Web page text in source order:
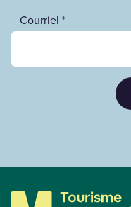
Courriel *